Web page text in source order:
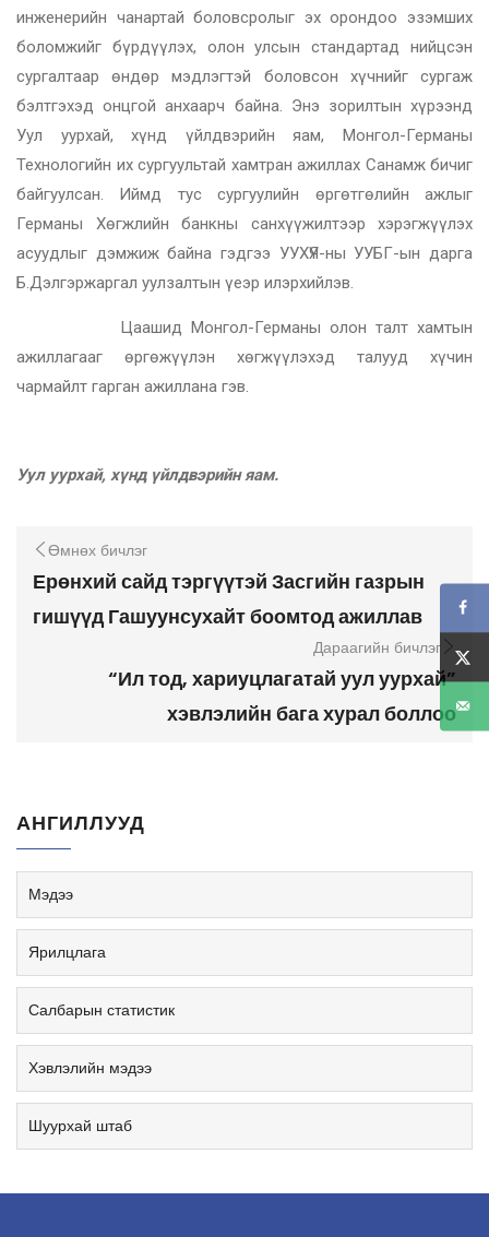
инженерийн чанартай боловсролыг эх орондоо эзэмших
боломжийг бүрдүүлэх, олон улсын стандартад нийцсэн
сургалтаар өндөр мэдлэгтэй боловсон хүчнийг сургаж
бэлтгэхэд онцгой анхаарч байна. Энэ зорилтын хүрээнд
Уул уурхай, хүнд үйлдвэрийн яам, Монгол-Германы
Технологийн их сургуультай хамтран ажиллах Санамж бичиг
байгуулсан. Иймд тус сургуулийн өргөтгөлийн ажлыг
Германы Хөгжлийн банкны санхүүжилтээр хэрэгжүүлэх
асуудлыг дэмжиж байна гэдгээ УУХҮЯ-ны УУБГ-ын дарга
Б.Дэлгэржаргал уулзалтын үеэр илэрхийлэв.
Цаашид Монгол-Германы олон талт хамтын
ажиллагааг өргөжүүлэн хөгжүүлэхэд талууд хүчин
чармайлт гарган ажиллана гэв.
Уул уурхай, хүнд үйлдвэрийн яам.
Өмнөх бичлэг
Ерөнхий сайд тэргүүтэй Засгийн газрын
гишүүд Гашуунсухайт боомтод ажиллав
Дараагийн бичлэг
“Ил тод, хариуцлагатай уул уурхай”
хэвлэлийн бага хурал боллоо
АНГИЛЛУУД
Мэдээ
Ярилцлага
Салбарын статистик
Хэвлэлийн мэдээ
Шуурхай штаб